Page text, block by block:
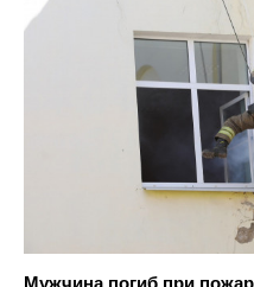
Мужчина погиб при